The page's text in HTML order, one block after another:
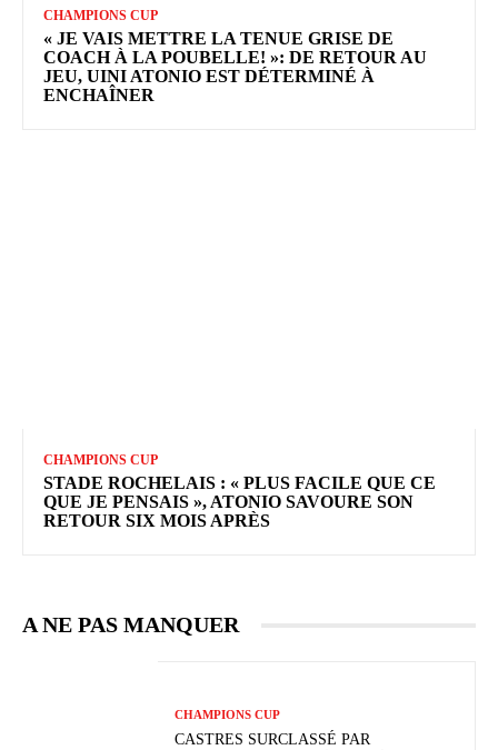
CHAMPIONS CUP
« JE VAIS METTRE LA TENUE GRISE DE
COACH À LA POUBELLE! »: DE RETOUR AU
JEU, UINI ATONIO EST DÉTERMINÉ À
ENCHAÎNER
CHAMPIONS CUP
STADE ROCHELAIS : « PLUS FACILE QUE CE
QUE JE PENSAIS », ATONIO SAVOURE SON
RETOUR SIX MOIS APRÈS
A NE PAS MANQUER
CHAMPIONS CUP
CASTRES SURCLASSÉ PAR